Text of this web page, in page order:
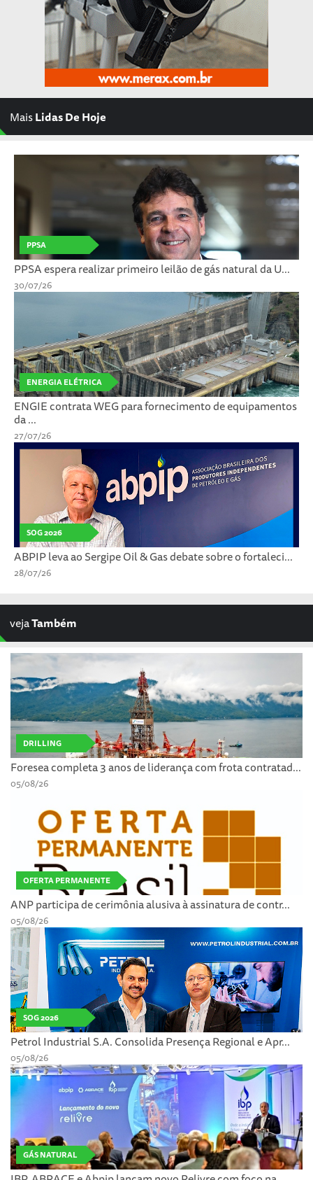
MaisLidas De Hoje
PPSA
PPSA espera realizar primeiro leilão de gás natural da U...
30/07/26
ENERGIA ELÉTRICA
ENGIE contrata WEG para fornecimento de equipamentos
da ...
27/07/26
SOG 2026
ABPIP leva ao Sergipe Oil & Gas debate sobre o fortaleci...
28/07/26
vejaTambém
DRILLING
Foresea completa 3 anos de liderança com frota contratad...
05/08/26
OFERTA PERMANENTE
ANP participa de cerimônia alusiva à assinatura de contr...
05/08/26
SOG 2026
Petrol Industrial S.A. Consolida Presença Regional e Apr...
05/08/26
GÁS NATURAL